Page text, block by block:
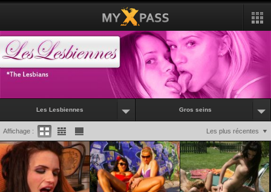
Les Lesbiennes Gros seins
Les plus récentes
Affichage :